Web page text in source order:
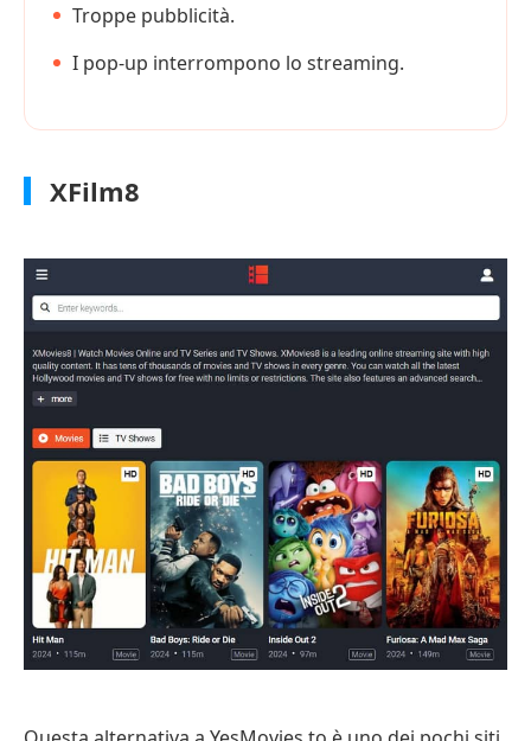
Troppe pubblicità.
I pop-up interrompono lo streaming.
XFilm8